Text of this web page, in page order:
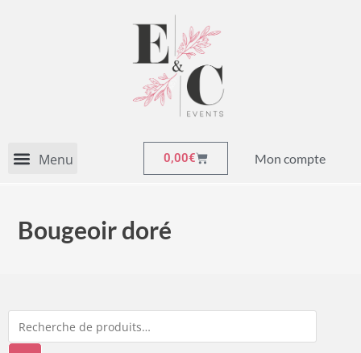
0,00€ Mon compte
Bougeoir doré